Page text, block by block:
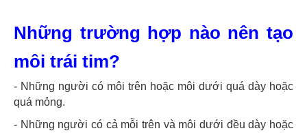
Những trường hợp nào nên tạo
môi trái tim?
- Những người có môi trên hoặc môi dưới quá dày hoặc
quá mỏng.
- Những người có cả mỗi trên và môi dưới đều dày hoặc